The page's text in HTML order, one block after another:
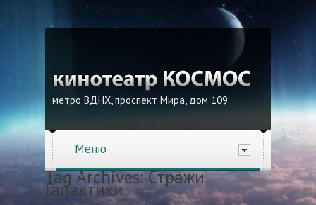
метро ВДНХ, проспект Мира, дом 109
Меню
Tag Archives:Стражи
Галактики